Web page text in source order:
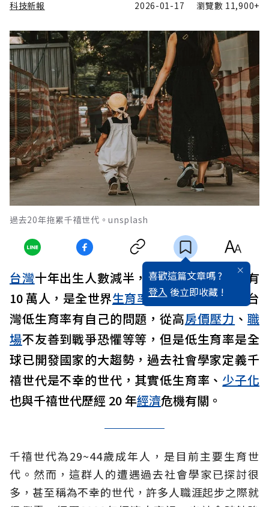
科技新報 2026-01-17 瀏覽數 11,900+
過去20年拖累千禧世代。unsplash
喜歡這篇文章嗎 ?
登入 後立即收藏 !
台灣十年出生人數減半，去年只有新生兒只有
10 萬人，是全世界生育率最低的國家。雖然台
灣低生育率有自己的問題，從高房價壓力 、職
場不友善到戰爭恐懼等等，但是低生育率是全
球已開發國家的大趨勢，過去社會學家定義千
禧世代是不幸的世代，其實低生育率、 少子化
也與千禧世代歷經 20 年經濟危機有關。
千禧世代為29~44歲成年人，是目前主要生育世
代。然而，這群人的遭遇過去社會學家已探討很
多，甚至稱為不幸的世代，許多人職涯起步之際就